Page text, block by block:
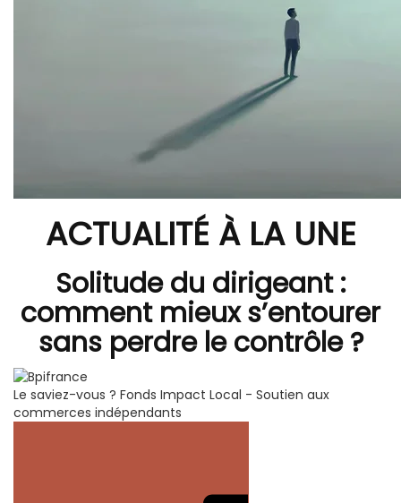
ACTUALITÉ À LA UNE
Solitude du dirigeant :
comment mieux s’entourer
sans perdre le contrôle ?
Le saviez-vous ? Fonds Impact Local - Soutien aux
commerces indépendants